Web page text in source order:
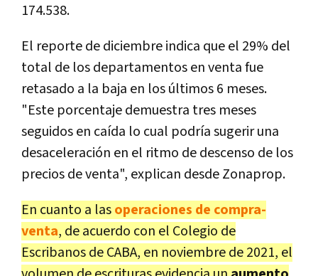
174.538.
El reporte de diciembre indica que el 29% del
total de los departamentos en venta fue
retasado a la baja en los últimos 6 meses.
"Este porcentaje demuestra tres meses
seguidos en caída lo cual podría sugerir una
desaceleración en el ritmo de descenso de los
precios de venta", explican desde Zonaprop.
En cuanto a lasoperaciones de compra-
venta, de acuerdo con el Colegio de
Escribanos de CABA, en noviembre de 2021, el